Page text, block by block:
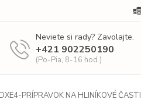
Neviete si rady? Zavolajte.
+421 902250190
(Po-Pia, 8-16 hod.)
DXE4-PRÍPRAVOK NA HLINÍKOVÉ